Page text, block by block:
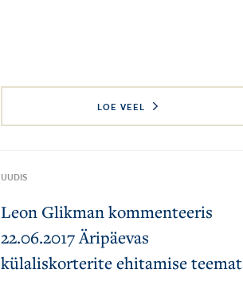
LOE VEEL
UUDIS
Leon Glikman kommenteeris
22.06.2017 Äripäevas
külaliskorterite ehitamise teemat